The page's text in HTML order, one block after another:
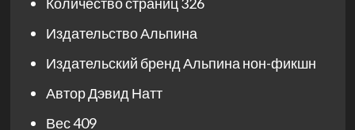
ИздательствоАльпина
Издательский брендАльпина нон-фикшн
АвторДэвид Натт
Вес409